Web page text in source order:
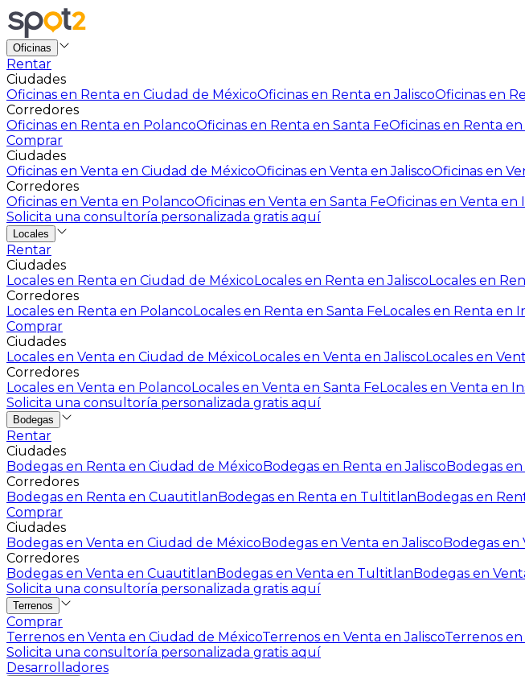
Oficinas
Rentar
Ciudades
Oficinas en Renta en Ciudad de MéxicoOficinas en Renta en JaliscoOficinas en
Corredores
Oficinas en Renta en PolancoOficinas en Renta en Santa FeOficinas en Renta
Comprar
Ciudades
Oficinas en Venta en Ciudad de MéxicoOficinas en Venta en JaliscoOficinas en
Corredores
Oficinas en Venta en PolancoOficinas en Venta en Santa FeOficinas en Venta en
Solicita una consultoría personalizada gratis aquí
Locales
Rentar
Ciudades
Locales en Renta en Ciudad de MéxicoLocales en Renta en JaliscoLocales en
Corredores
Locales en Renta en PolancoLocales en Renta en Santa FeLocales en Renta en
Comprar
Ciudades
Locales en Venta en Ciudad de MéxicoLocales en Venta en JaliscoLocales en
Corredores
Locales en Venta en PolancoLocales en Venta en Santa FeLocales en Venta en
Solicita una consultoría personalizada gratis aquí
Bodegas
Rentar
Ciudades
Bodegas en Renta en Ciudad de MéxicoBodegas en Renta en JaliscoBodegas
Corredores
Bodegas en Renta en CuautitlanBodegas en Renta en TultitlanBodegas en
Comprar
Ciudades
Bodegas en Venta en Ciudad de MéxicoBodegas en Venta en JaliscoBodegas en
Corredores
Bodegas en Venta en CuautitlanBodegas en Venta en TultitlanBodegas en
Solicita una consultoría personalizada gratis aquí
Terrenos
Comprar
Terrenos en Venta en Ciudad de MéxicoTerrenos en Venta en JaliscoTerrenos
Solicita una consultoría personalizada gratis aquí
Desarrolladores